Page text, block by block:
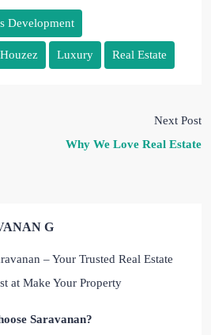
Development
Houzez Luxury Real Estate
Next Post
Why We Love Real Estate
G
– Your Trusted Real Estate
at Make Your Property
Saravanan?